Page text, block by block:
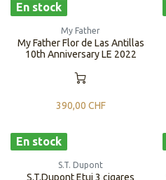
En stock
My Father
My Father Flor de Las Antillas
10th Anniversary LE 2022
390,00 CHF
En stock
S.T. Dupont
S.T.Dupont Etui 3 cigares